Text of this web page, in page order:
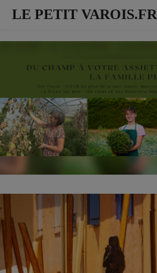
LE PETIT VAROIS.FR